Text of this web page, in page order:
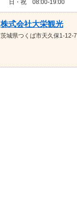
日・祝 08:00-19:00
株式会社大栄観光
茨城県つくば市天久保1-12-7